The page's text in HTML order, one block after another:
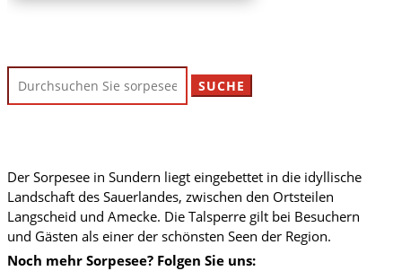
nach:
Der Sorpesee in Sundern liegt eingebettet in die idyllische
Landschaft des Sauerlandes, zwischen den Ortsteilen
Langscheid und Amecke. Die Talsperre gilt bei Besuchern
und Gästen als einer der schönsten Seen der Region.
Noch mehr Sorpesee? Folgen Sie uns: